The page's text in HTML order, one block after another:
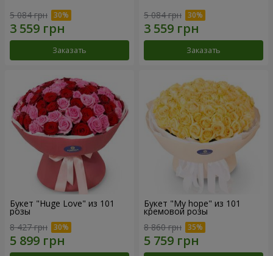
5 084 грн
Заказать
5 084 грн
Заказать
Букет "Huge Love" из 101
розы
8 427 грн
Букет "My hope" из 101
кремовой розы
8 860 грн